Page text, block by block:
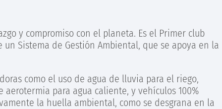
y compromiso con el planeta. Es el Primer club
Sistema de Gestión Ambiental, que se apoya en la
como el uso de agua de lluvia para el riego,
para agua caliente, y vehículos 100%
la huella ambiental, como se desgrana en la